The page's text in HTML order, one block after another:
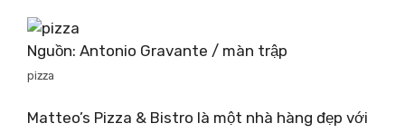
Nguồn: Antonio Gravante / màn trập
pizza
Matteo’s Pizza & Bistro là một nhà hàng đẹp với